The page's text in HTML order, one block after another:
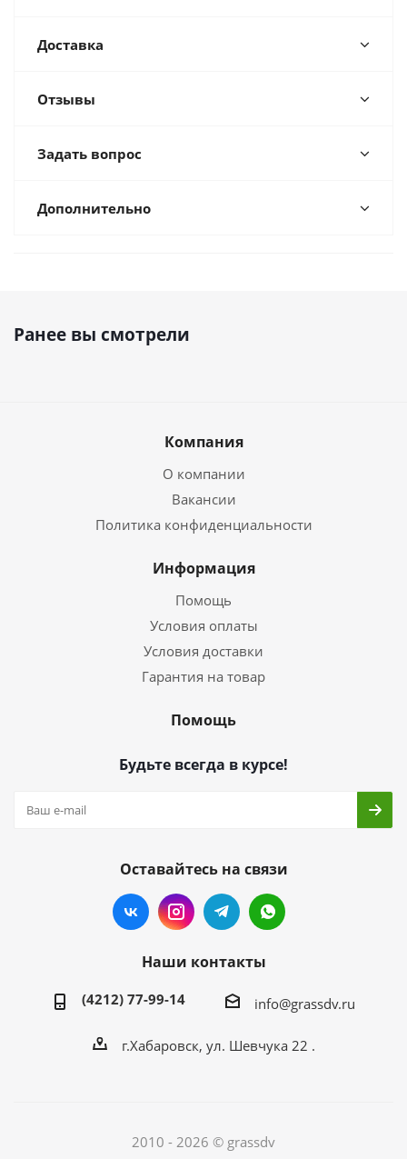
Доставка
Отзывы
Задать вопрос
Дополнительно
Ранее вы смотрели
Компания
О компании
Вакансии
Политика конфиденциальности
Информация
Помощь
Условия оплаты
Условия доставки
Гарантия на товар
Помощь
Будьте всегда в курсе!
Оставайтесь на связи
Наши контакты
(4212) 77-99-14 info@grassdv.ru
г.Хабаровск, ул. Шевчука 22 .
2010 - 2026 © grassdv